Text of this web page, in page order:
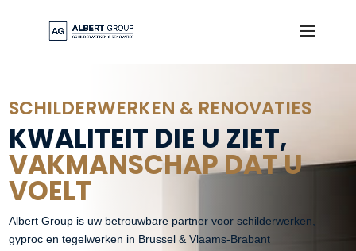
SCHILDERWERKEN & RENOVATIES
KWALITEIT DIE U ZIET,
VAKMANSCHAP DAT U
VOELT
Albert Group is uw betrouwbare partner voor schilderwerken,
gyproc en tegelwerken in Brussel & Vlaams-Brabant